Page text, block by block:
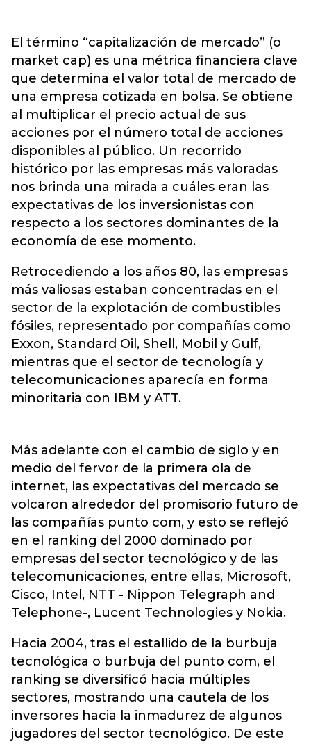
El término “capitalización de mercado” (o
market cap) es una métrica financiera clave
que determina el valor total de mercado de
una empresa cotizada en bolsa. Se obtiene
al multiplicar el precio actual de sus
acciones por el número total de acciones
disponibles al público. Un recorrido
histórico por las empresas más valoradas
nos brinda una mirada a cuáles eran las
expectativas de los inversionistas con
respecto a los sectores dominantes de la
economía de ese momento.
Retrocediendo a los años 80, las empresas
más valiosas estaban concentradas en el
sector de la explotación de combustibles
fósiles, representado por compañías como
Exxon, Standard Oil, Shell, Mobil y Gulf,
mientras que el sector de tecnología y
telecomunicaciones aparecía en forma
minoritaria con IBM y ATT.
Más adelante con el cambio de siglo y en
medio del fervor de la primera ola de
internet, las expectativas del mercado se
volcaron alrededor del promisorio futuro de
las compañías punto com, y esto se reflejó
en el ranking del 2000 dominado por
empresas del sector tecnológico y de las
telecomunicaciones, entre ellas, Microsoft,
Cisco, Intel, NTT - Nippon Telegraph and
Telephone-, Lucent Technologies y Nokia.
Hacia 2004, tras el estallido de la burbuja
tecnológica o burbuja del punto com, el
ranking se diversificó hacia múltiples
sectores, mostrando una cautela de los
inversores hacia la inmadurez de algunos
jugadores del sector tecnológico. De este